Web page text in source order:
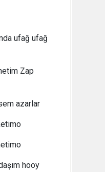
ufağ ufağ
Zap
azarlar
hooy